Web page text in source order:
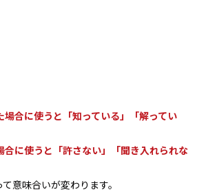
合に使うと「知っている」「解ってい
合に使うと「許さない」「聞き入れられな
意味合いが変わります。